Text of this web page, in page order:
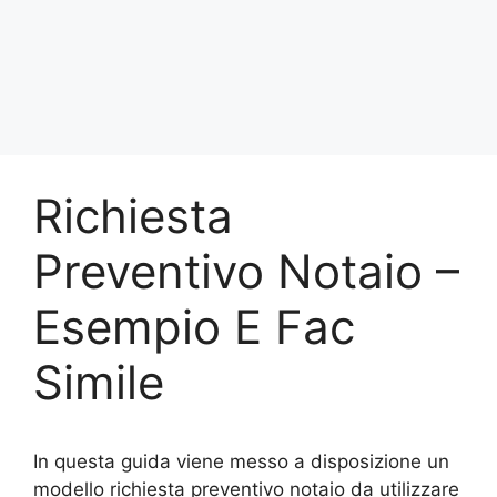
Richiesta
Preventivo Notaio –
Esempio E Fac
Simile
In questa guida viene messo a disposizione un
modello richiesta preventivo notaio da utilizzare